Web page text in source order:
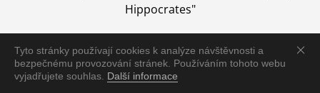
Tyto stránky používají cookies k analýze návštěvnosti a
bezpečnému provozování stránek. Používáním tohoto webu
vyjadřujete souhlas. Další informace
Hippocrates"
Nemoc je vyléčena jen pomocí Přírody, neutralizací a